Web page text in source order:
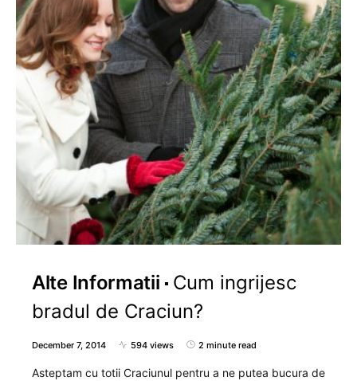
Alte Informatii
Cum ingrijesc
bradul de Craciun?
December 7, 2014 594 views 2 minute read
Asteptam cu totii Craciunul pentru a ne putea bucura de